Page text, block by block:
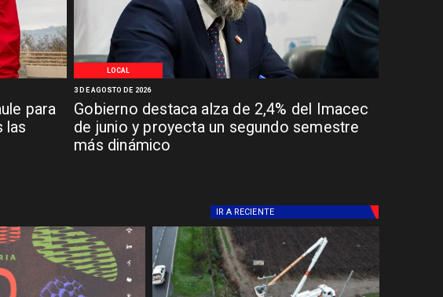
para
las
LOCAL
Gobierno destaca alza de 2,4% del Imacec
de junio y proyecta un segundo semestre
más dinámico
3 DE AGOSTO DE 2026
IR A RECIENTE